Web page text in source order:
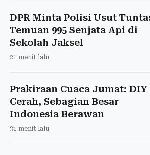
DPR Minta Polisi Usut
Temuan 995 Senjata Api di
Sekolah Jaksel
21 menit lalu
Prakiraan Cuaca Jumat: DIY
Cerah, Sebagian Besar
Indonesia Berawan
31 menit lalu